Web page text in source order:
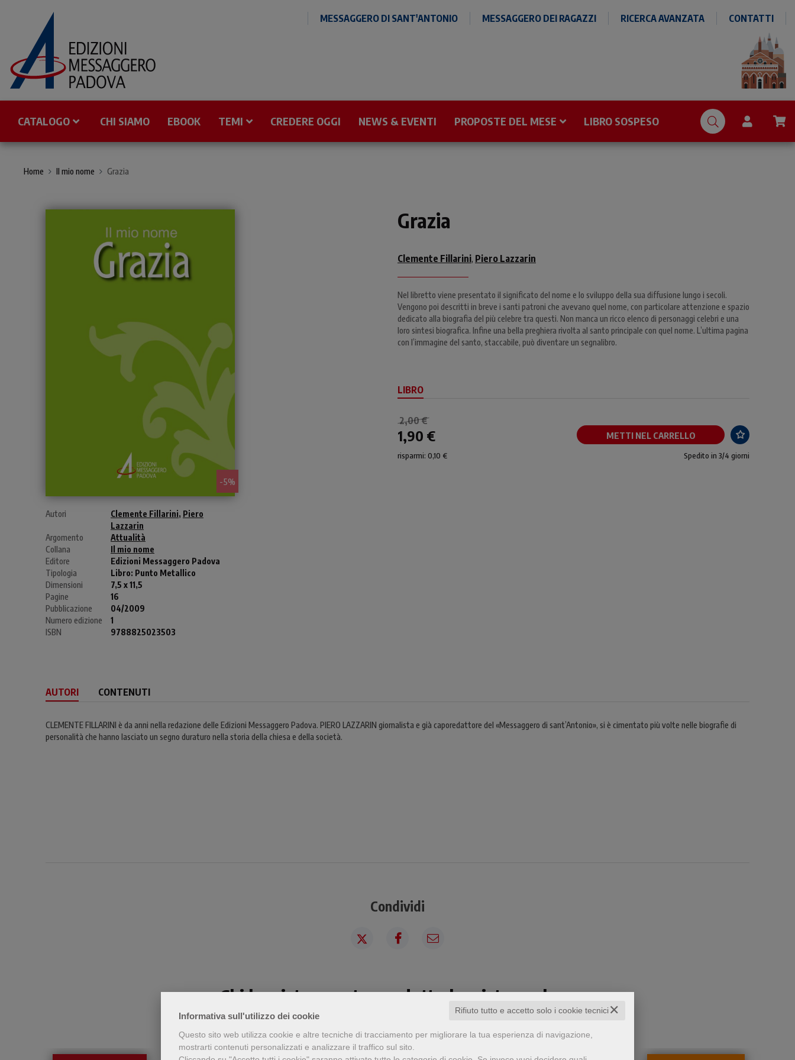
Informativa sull'utilizzo dei cookie ✕
Rifiuto tutto e accetto solo i cookie tecnici
Questo sito web utilizza cookie e altre tecniche di tracciamento per migliorare la tua esperienza di navigazione,
mostrarti contenuti personalizzati e analizzare il traffico sul sito.
MESSAGGERO DI SANT'ANTONIO MESSAGGERO DEI RAGAZZI RICERCA AVANZATA CONTATTI
CATALOGO CHI SIAMO EBOOK TEMI CREDERE OGGI NEWS & EVENTI PROPOSTE DEL MESE LIBRO SOSPESO
Home Il mio nome Grazia
- 5%
Autori Clemente Fillarini, Piero
Lazzarin
Argomento
Attualità
Collana
Il mio nome
Editore
Edizioni Messaggero Padova
Tipologia
Libro: Punto Metallico
Dimensioni
7,5 x 11,5
Pagine
16
Pubblicazione
04/2009
Numero edizione
1
ISBN
9788825023503
Grazia
Clemente Fillarini, Piero Lazzarin
Nel libretto viene presentato il significato del nome e lo sviluppo della sua diffusione lungo i secoli.
Vengono poi descritti in breve i santi patroni che avevano quel nome, con particolare attenzione e spazio
dedicato alla biografia del più celebre tra questi. Non manca un ricco elenco di personaggi celebri e una
loro sintesi biografica. Infine una bella preghiera rivolta al santo principale con quel nome. L’ultima pagina
con l’immagine del santo, staccabile, può diventare un segnalibro.
LIBRO
2,00 €
1,90 € METTI NEL CARRELLO
risparmi: 0,10 € Spedito in 3/4 giorni
AUTORI CONTENUTI
CLEMENTE FILLARINI è da anni nella redazione delle Edizioni Messaggero Padova. PIERO LAZZARIN giornalista e già caporedattore del «Messaggero di sant’Antonio», si è cimentato più volte nelle biografie di
personalità che hanno lasciato un segno duraturo nella storia della chiesa e della società.
Condividi
Chi ha visto questo prodotto ha visto anche...